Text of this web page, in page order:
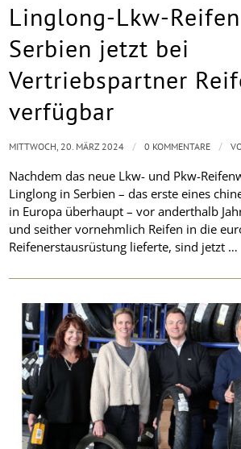
Linglong-Lkw-
Serbien jetzt bei
Vertriebspartner
verfügbar
Nachdem das neue Lkw- und Pkw-
Linglong in Serbien – das erste eines
in Europa überhaupt – vor anderthalb
und seither vornehmlich Reifen in die
Reifenerstausrüstung lieferte, sind jetzt …
MITTWOCH, 20. MÄRZ 2024 / 0 KOMMENTARE /